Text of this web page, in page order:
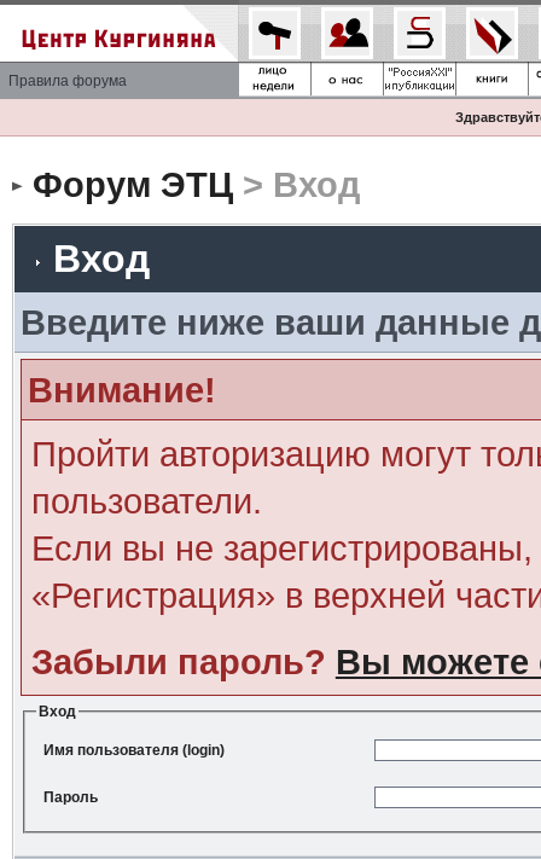
Правила форума
Форум ЭТЦ> Вход
Вход
Введите ниже ваши данные
Внимание!
Пройти авторизацию могут
пользователи.
Если вы не
«Регистрация» в верхней
Забыли пароль? Вы можете
Вход
Имя пользователя (login)
Пароль